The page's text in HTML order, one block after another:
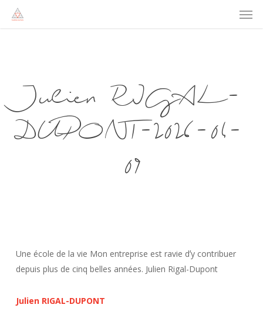
Julien RIGAL-
DUPONT-2026-04-
09
Une école de la vie Mon entreprise est ravie dʼy contribuer
depuis plus de cinq belles années. Julien Rigal-Dupont
Julien RIGAL-DUPONT